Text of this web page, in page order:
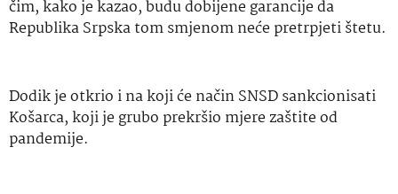
čim, kako je kazao, budu dobijene garancije da
Republika Srpska tom smjenom neće pretrpjeti štetu.
Dodik je otkrio i na koji će način SNSD sankcionisati
Košarca, koji je grubo prekršio mjere zaštite od
pandemije.